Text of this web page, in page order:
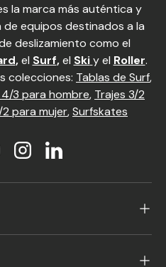
la marca más auténtica y
equipos destinados a la
deslizamiento como el
,el Surf,el Ski y el Roller.
colecciones: Tablas de Surf,
4/3 para hombre, Trajes 3/2
2 para mujer,Surfskates
InstagramLinkedIn